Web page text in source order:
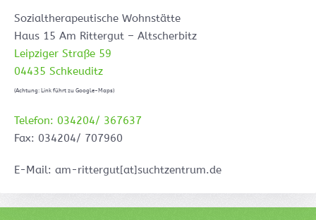
Sozialtherapeutische Wohnstätte
Haus 15 Am Rittergut – Altscherbitz
Leipziger Straße 59
04435 Schkeuditz
(Achtung: Link führt zu Google-Maps)
Telefon: 034204/ 367637
Fax: 034204/ 707960
E-Mail: am-rittergut[at]suchtzentrum.de